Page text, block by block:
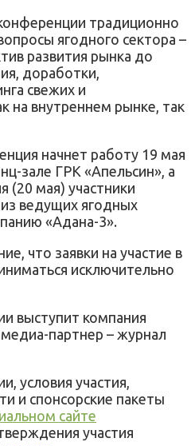
традиционно
ягодного сектора –
развития рынка до
доработки,
свежих и
на внутреннем рынке, так
начнет работу 19 мая
зале ГРК «Апельсин», а
(20 мая) участники
ведущих ягодных
«Адана-3».
что заявки на участие в
исключительно
выступит компания
партнер – журнал
условия участия,
и спонсорские пакеты
сайте
участия